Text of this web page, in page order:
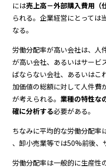
には売上高－外部購入費用（
られる。企業経営にとっては
なる。
労働分配率が高い会社は、人
が高い会社、あるいはサービ
ばならない会社、あるいはこ
加価値の総額に対して人件費
が考えられる。 業種の特性な
確に分析する必要がある。
ちなみに平均的な労働分配
、卸小売業等では50%前後、
労働分配率は一般的に生産性